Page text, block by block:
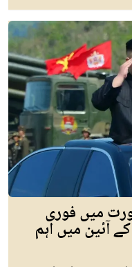
میں فوری
آئین میں اہم